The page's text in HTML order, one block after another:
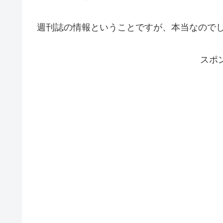
週刊誌の情報ということですが、本当なので
スポ